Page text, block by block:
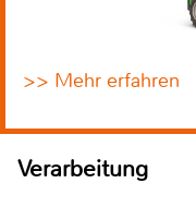
>> Mehr erfahren
Verarbeitung